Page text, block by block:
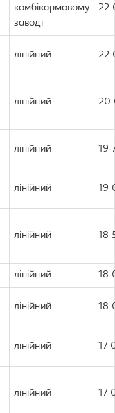
комбікормовому
заводі
22
лінійний 22
лінійний 20
лінійний 19
лінійний 19
лінійний 18
лінійний 18
лінійний 18
лінійний 17
лінійний 17